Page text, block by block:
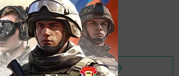
мессенджере MАХ:
на страницу новости